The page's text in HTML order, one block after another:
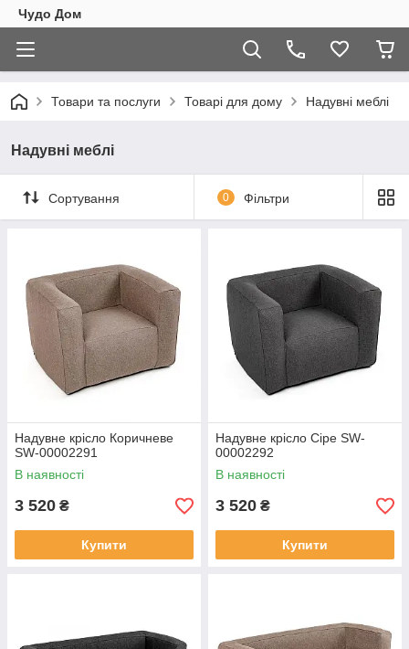
Чудо Дом
Товари та послуги Товарі для дому Надувні меблі
Надувні меблі
Сортування 0 Фільтри
Надувне крісло Коричневе
SW-00002291
В наявності
3 520 ₴
Купити
Надувне крісло Сіре SW-
00002292
В наявності
3 520 ₴
Купити